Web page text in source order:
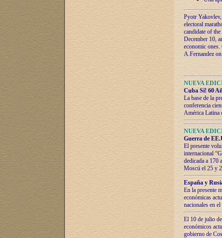
Pyotr
electoral
candidate of
December 10,
economic
A.Fernandez
NUEVA
Cuba Sí! 60
La base de la
conferencia
América Latina
NUEVA
Guerra de
El presente
internacional
dedicada a 170
Moscú el 25 y
España y
En la presente
económicas
nacionales en
El 10 de julio
económicos
gobierno de